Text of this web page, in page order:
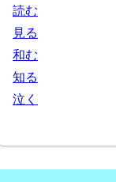
読む
見る
和む
知る
泣く